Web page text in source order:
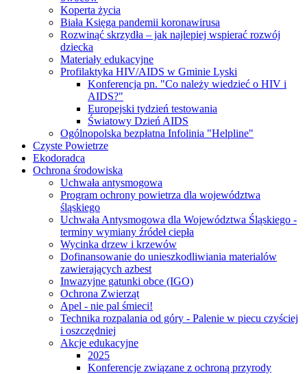
Koperta życia
Biała Księga pandemii koronawirusa
Rozwinąć skrzydła – jak najlepiej wspierać rozwój
dziecka
Materiały edukacyjne
Profilaktyka HIV/AIDS w Gminie Lyski
Konferencja pn. "Co należy wiedzieć o HIV i
AIDS?"
Europejski tydzień testowania
Światowy Dzień AIDS
Ogólnopolska bezpłatna Infolinia "Helpline"
Czyste Powietrze
Ekodoradca
Ochrona środowiska
Uchwała antysmogowa
Program ochrony powietrza dla województwa
śląskiego
Uchwała Antysmogowa dla Województwa Śląskiego -
terminy wymiany źródeł ciepła
Wycinka drzew i krzewów
Dofinansowanie do unieszkodliwiania materialów
zawierających azbest
Inwazyjne gatunki obce (IGO)
Ochrona Zwierząt
Apel - nie pal śmieci!
Technika rozpalania od góry - Palenie w piecu czyściej
i oszczędniej
Akcje edukacyjne
2025
Konferencje związane z ochroną przyrody